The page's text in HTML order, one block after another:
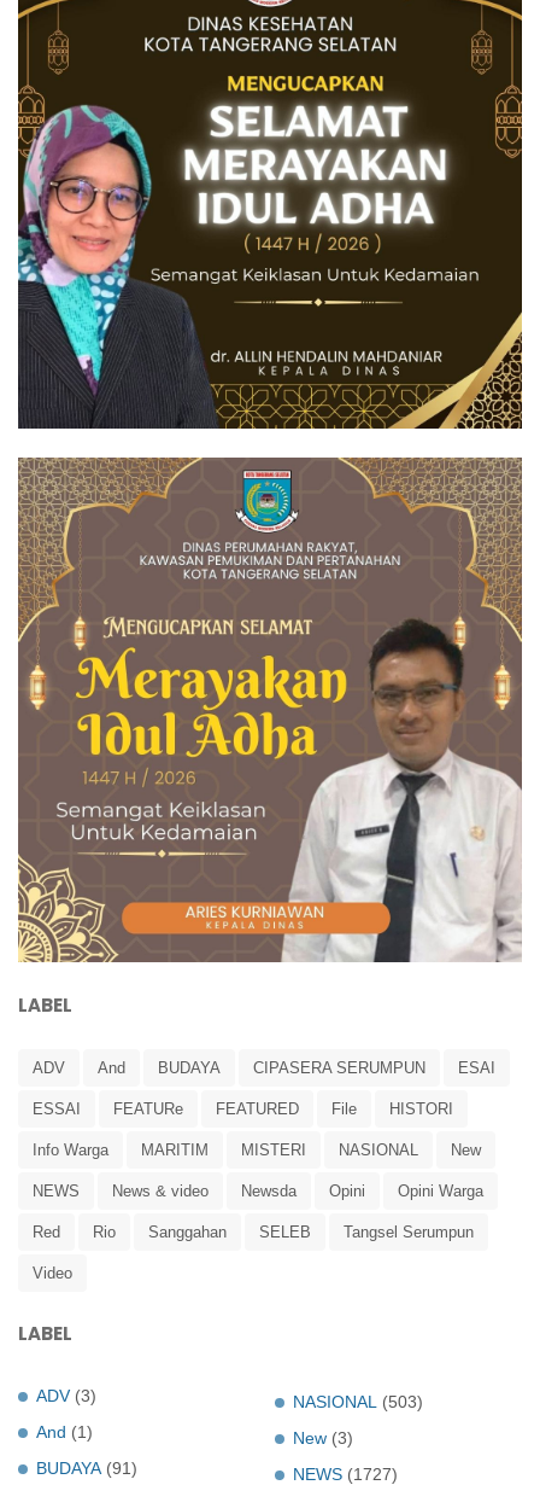
LABEL
ADV And BUDAYA CIPASERA SERUMPUN ESAI
ESSAI FEATURe FEATURED File HISTORI
Info Warga MARITIM MISTERI NASIONAL New
NEWS News & video Newsda Opini Opini Warga
Red Rio Sanggahan SELEB Tangsel Serumpun
Video
LABEL
ADV (3)
And (1)
BUDAYA (91)
NASIONAL
(503)
New (3)
NEWS (1727)